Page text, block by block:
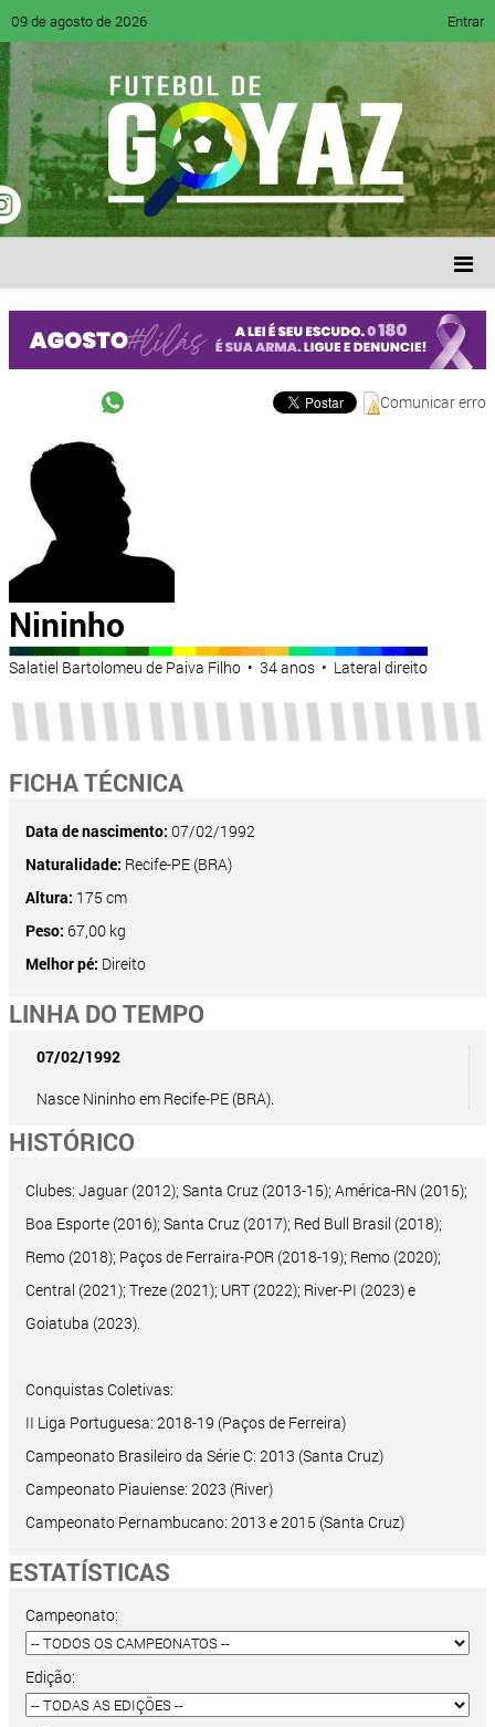
09 de agosto de 2026 Entrar
Comunicar erro
Nininho
Salatiel Bartolomeu de Paiva Filho • 34 anos • Lateral direito
FICHA TÉCNICA
Data de nascimento: 07/02/1992
Naturalidade: Recife-PE (BRA)
Altura: 175 cm
Peso: 67,00 kg
Melhor pé: Direito
LINHA DO TEMPO
07/02/1992
Nasce Nininho em Recife-PE (BRA).
HISTÓRICO
Clubes: Jaguar (2012); Santa Cruz (2013-15); América-RN (2015);
Boa Esporte (2016); Santa Cruz (2017); Red Bull Brasil (2018);
Remo (2018); Paços de Ferraira-POR (2018-19); Remo (2020);
Central (2021); Treze (2021); URT (2022); River-PI (2023) e
Goiatuba (2023).
Conquistas Coletivas:
II Liga Portuguesa: 2018-19 (Paços de Ferreira)
Campeonato Brasileiro da Série C: 2013 (Santa Cruz)
Campeonato Piauiense: 2023 (River)
Campeonato Pernambucano: 2013 e 2015 (Santa Cruz)
ESTATÍSTICAS
Campeonato:
Edição: